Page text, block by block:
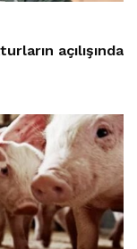
açılışında